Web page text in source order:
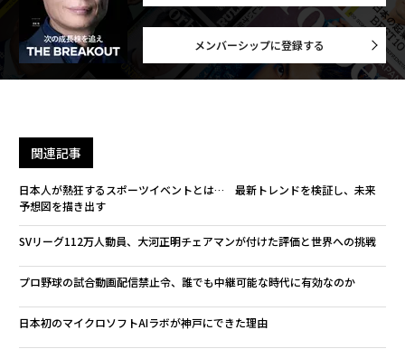
メンバーシップに登録する
関連記事
日本人が熱狂するスポーツイベントとは… 最新トレンドを検証し、未来
予想図を描き出す
SVリーグ112万人動員、大河正明チェアマンが付けた評価と世界への挑戦
プロ野球の試合動画配信禁止令、誰でも中継可能な時代に有効なのか
日本初のマイクロソフトAIラボが神戸にできた理由